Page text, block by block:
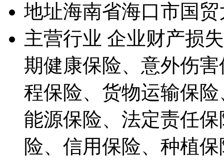
地址海南省海口市国
主营行业 企业财产损
期健康保险、意外伤
程保险、货物运输保
能源保险、法定责任
险、信用保险、种植